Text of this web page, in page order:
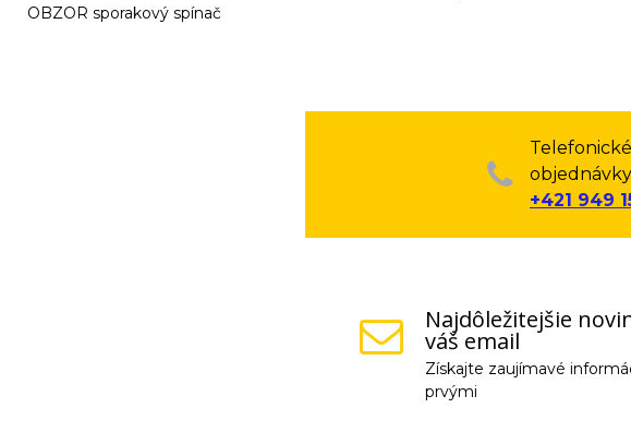
OBZOR sporakový spínač
Telefonické
objednávky
+421 949
Najdôležitejšie
váš email
Získajte zaujímavé
prvými